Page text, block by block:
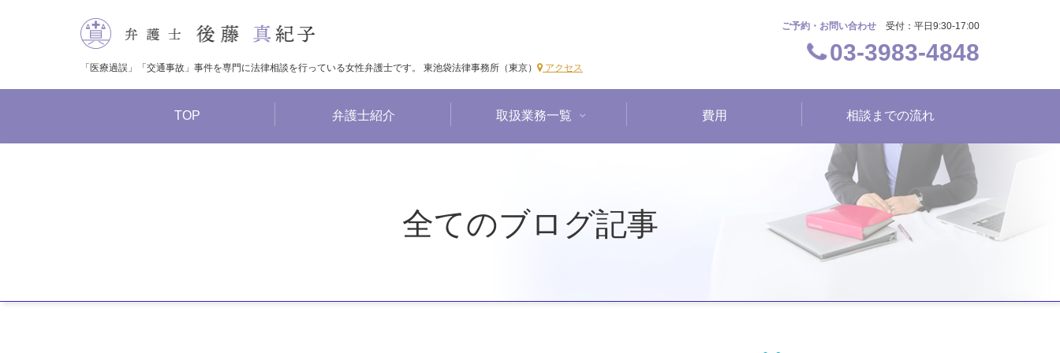
「医療過誤」「交通事故」事件を専門に法律相談を行っている女性弁護士です。 東池袋法律事務所（東京） アクセス
ご予約・お問い合わせ 受付：平日9:30-17:00
03-3983-4848
コンテンツへスキップ
TOP 弁護士紹介 取扱業務一覧 費用 相談までの流れ
全てのブログ記事